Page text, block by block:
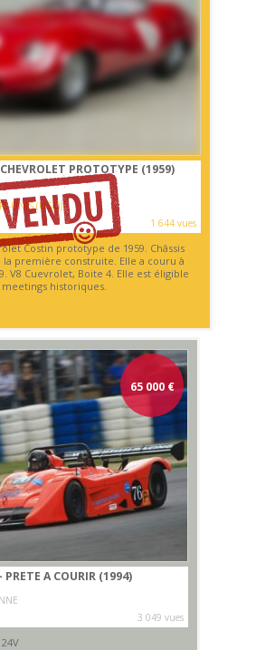
PROTOTYPE (1959)
UNIS (USA))
1 644 vues
Costin prototype de 1959. Châssis
la première construite. Elle a couru à
V8 Cuevrolet, Boite 4. Elle est éligible
historiques.
65 000€
PRETE A COURIR (1994)
3 049 vues